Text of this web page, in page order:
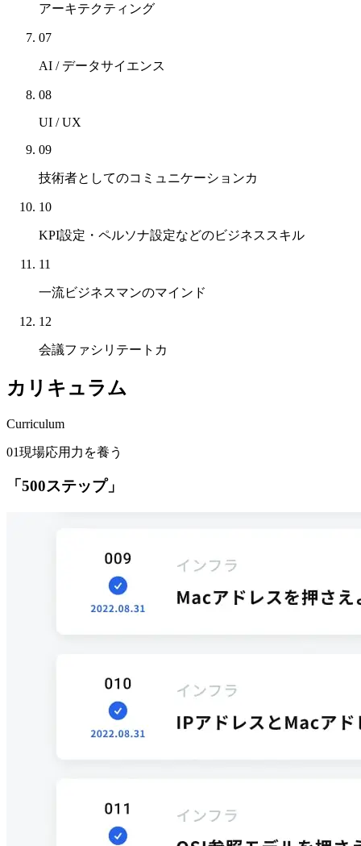
アーキテクティング
07
AI / データサイエンス
08
UI / UX
09
技術者としてのコミュニケーションカ
10
KPI設定・ペルソナ設定などのビジネススキル
11
一流ビジネスマンのマインド
12
会議ファシリテートカ
カリキュラム
Curriculum
01現場応用力を養う
「500ステップ」